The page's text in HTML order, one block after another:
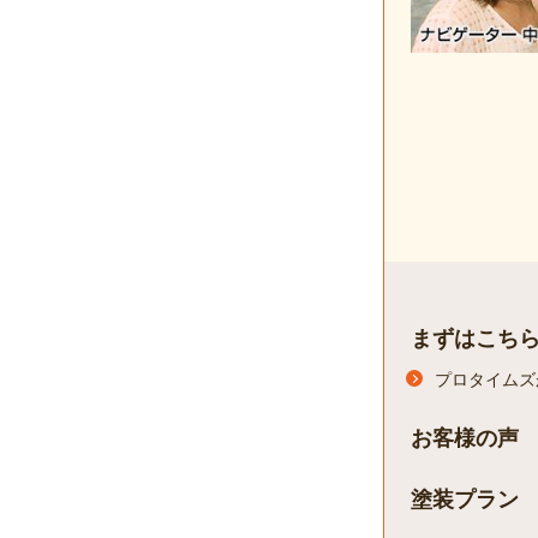
まずはこち
プロタイム
お客様の声
塗装プラン